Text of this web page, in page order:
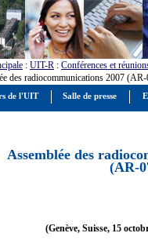
: UIT-R : Conférences et
des radiocommunications 2007
Assemblée des
(AR-
(Genève, Suisse, 15
de l'UIT Salle de presse